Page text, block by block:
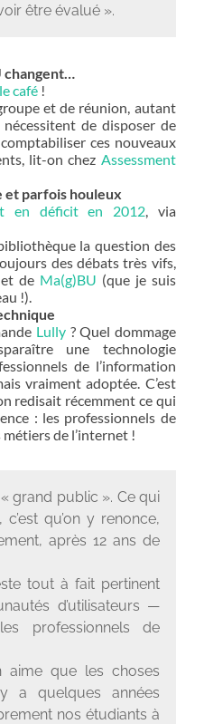
être évalué ».
changent…
café !
et de réunion, autant
de disposer de
ces nouveaux
lit-on chez Assessment
parfois houleux
en déficit en 2012, via
la question des
des débats très vifs,
de Ma(g)BU (que je suis
!).
Lully? Quel dommage
une technologie
de l’information
vraiment adoptée. C’est
redisait récemment ce qui
: les professionnels de
de l’internet !
« grand public ». Ce qui
qu’on y renonce,
après 12 ans de
tout à fait pertinent
d’utilisateurs —
professionnels de
aime que les choses
a quelques années
nos étudiants à